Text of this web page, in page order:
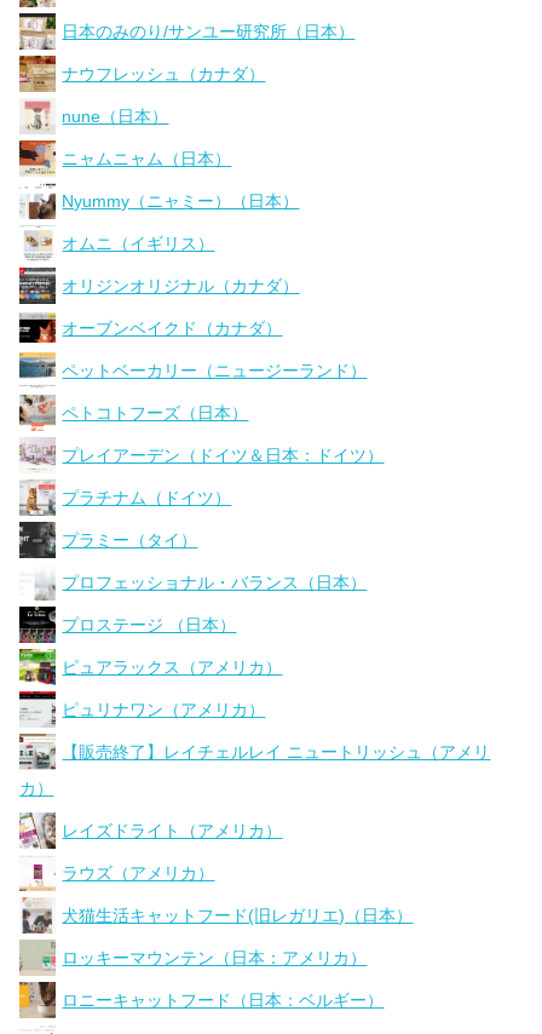
日本のみのり/サンユー研究所（日本）
ナウフレッシュ（カナダ）
nune（日本）
ニャムニャム（日本）
Nyummy（ニャミー）（日本）
オムニ（イギリス）
オリジンオリジナル（カナダ）
オーブンベイクド（カナダ）
ペットベーカリー（ニュージーランド）
ペトコトフーズ（日本）
プレイアーデン（ドイツ＆日本：ドイツ）
プラチナム（ドイツ）
プラミー（タイ）
プロフェッショナル・バランス（日本）
プロステージ （日本）
ピュアラックス（アメリカ）
ピュリナワン（アメリカ）
【販売終了】レイチェルレイ ニュートリッシュ（アメリ
カ）
レイズドライト（アメリカ）
ラウズ（アメリカ）
犬猫生活キャットフード(旧レガリエ)（日本）
ロッキーマウンテン（日本：アメリカ）
ロニーキャットフード（日本：ベルギー）